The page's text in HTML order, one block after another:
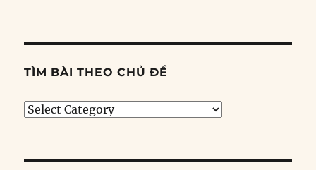
TÌM BÀI THEO CHỦ ĐỀ
Tìm